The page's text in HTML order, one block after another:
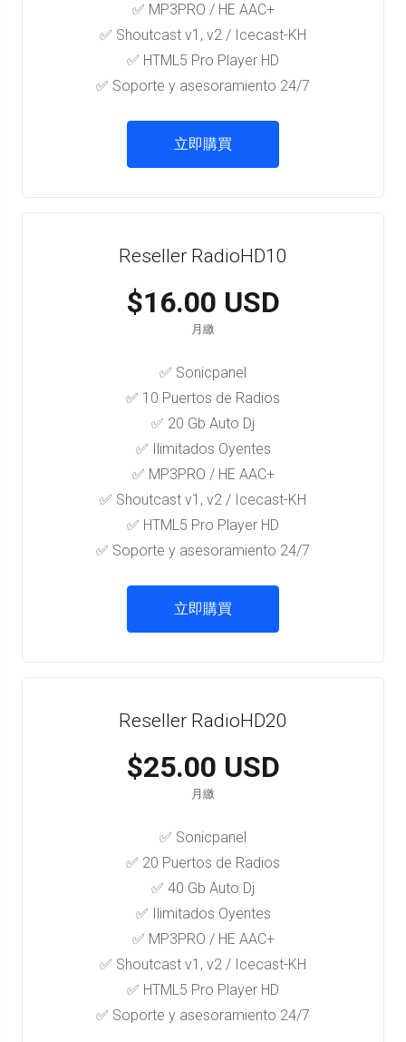
✅ MP3PRO / HE AAC+
✅ Shoutcast v1, v2 / Icecast-KH
✅ HTML5 Pro Player HD
✅ Soporte y asesoramiento 24/7
立即購買
Reseller RadioHD10
$16.00 USD
月繳
✅ Sonicpanel
✅ 10 Puertos de Radios
✅ 20 Gb Auto Dj
✅ Ilimitados Oyentes
✅ MP3PRO / HE AAC+
✅ Shoutcast v1, v2 / Icecast-KH
✅ HTML5 Pro Player HD
✅ Soporte y asesoramiento 24/7
立即購買
Reseller RadioHD20
$25.00 USD
月繳
✅ Sonicpanel
✅ 20 Puertos de Radios
✅ 40 Gb Auto Dj
✅ Ilimitados Oyentes
✅ MP3PRO / HE AAC+
✅ Shoutcast v1, v2 / Icecast-KH
✅ HTML5 Pro Player HD
✅ Soporte y asesoramiento 24/7